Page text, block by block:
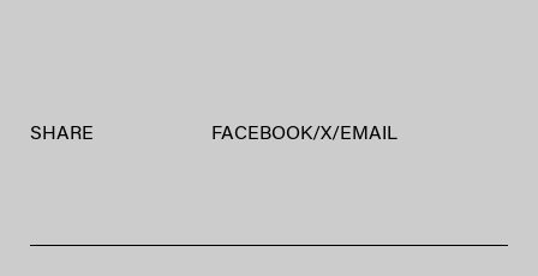
SHARE FACEBOOK/X/ EMAIL